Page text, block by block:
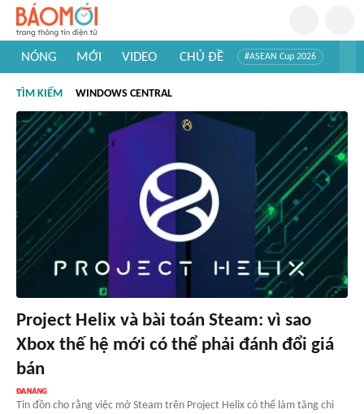
NÓNG MỚI VIDEO CHỦ ĐỀ #ASEAN Cup 2026
#Khám phá thế giới
TÌM KIẾM WINDOWS CENTRAL
Project Helix và bài toán Steam: vì sao
Xbox thế hệ mới có thể phải đánh đổi giá
bán
Tin đồn cho rằng việc mở Steam trên Project Helix có thể làm tăng chi